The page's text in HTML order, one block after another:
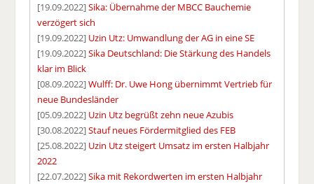
[19.09.2022]Sika: Übernahme der MBCC Bauchemie
verzögert sich
[19.09.2022] Uzin Utz: Umwandlung der AG in eine SE
[19.09.2022]Sika Deutschland: Die Stärkung des Handels
klar im Blick
[08.09.2022]Wulff: Dr. Uwe Hong übernimmt Vertrieb für
neue Bundesländer
[05.09.2022] Uzin Utz begrüßt zehn neue Azubis
[30.08.2022]Stauf neues Fördermitglied des FEB
[25.08.2022] Uzin Utz steigert Umsatz im ersten Halbjahr
2022
[22.07.2022]Sika mit Rekordwerten im ersten Halbjahr